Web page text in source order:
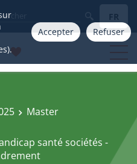
Accepter Refuser
FR
Master
santé sociétés -